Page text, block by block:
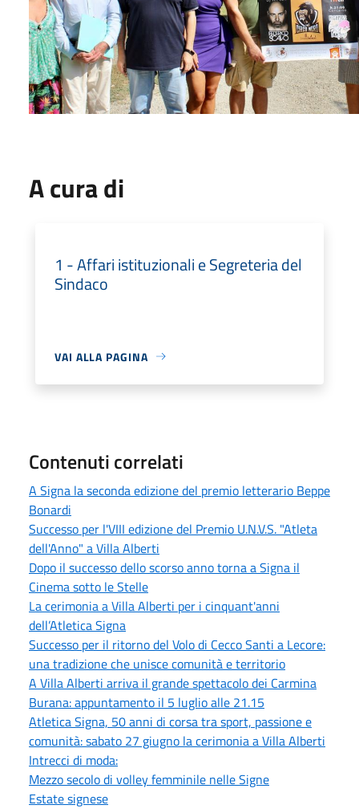
A cura di
1 - Affari istituzionali e Segreteria del
Sindaco
VAI ALLA PAGINA
Contenuti correlati
A Signa la seconda edizione del premio letterario Beppe
Bonardi
Successo per l'VIII edizione del Premio U.N.V.S. "Atleta
dell'Anno" a Villa Alberti
Dopo il successo dello scorso anno torna a Signa il
Cinema sotto le Stelle
La cerimonia a Villa Alberti per i cinquant'anni
dell’Atletica Signa
Successo per il ritorno del Volo di Cecco Santi a Lecore:
una tradizione che unisce comunità e territorio
A Villa Alberti arriva il grande spettacolo dei Carmina
Burana: appuntamento il 5 luglio alle 21.15
Atletica Signa, 50 anni di corsa tra sport, passione e
comunità: sabato 27 giugno la cerimonia a Villa Alberti
Intrecci di moda:
Mezzo secolo di volley femminile nelle Signe
Estate signese